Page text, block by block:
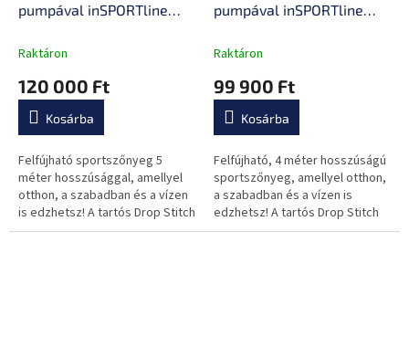
pumpával inSPORTline
Drop Stitch technológia,
anyag, megerősített
varratok
Raktáron
120 000 Ft
Kosárba
Felfújható sportszőnyeg 5
méter hosszúsággal, amellyel
otthon, a szabadban és a vízen
is edzhetsz! A tartós Drop Stitch
anyagnak köszönhetően
pumpával inSPORTline
Drop Stitch technológia,
anyag, megerősített
varratok
Raktáron
99 900 Ft
Kosárba
Felfújható, 4 méter hosszúságú
sportszőnyeg, amellyel otthon,
a szabadban és a vízen is
edzhetsz! A tartós Drop Stitch
anyagnak köszönhetően